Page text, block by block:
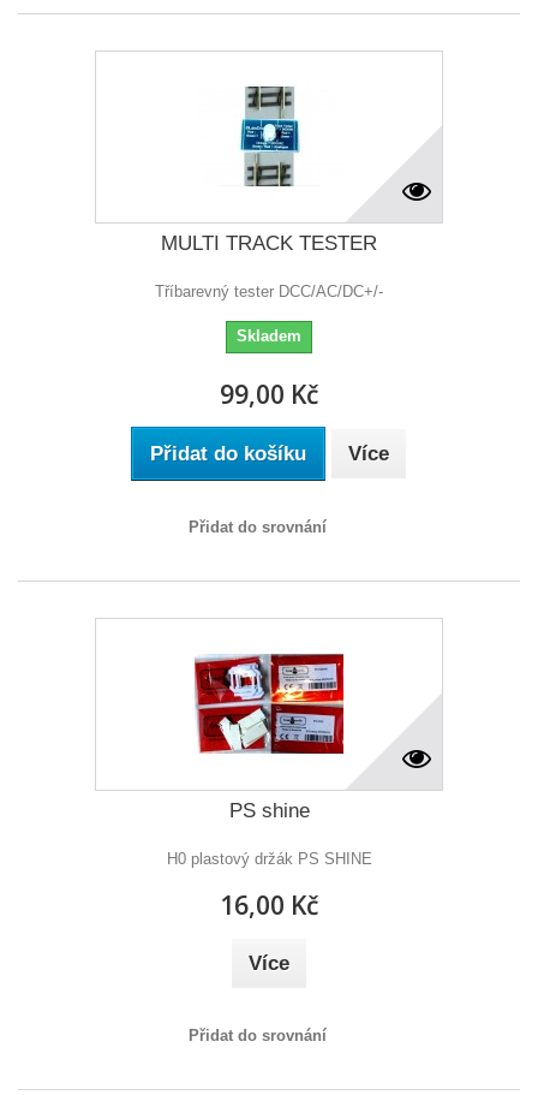
MULTI TRACK TESTER
Tříbarevný tester DCC/AC/DC+/-
Skladem
99,00 Kč
Přidat do košíku Více
Přidat do srovnání
PS shine
H0 plastový držák PS SHINE
16,00 Kč
Více
Přidat do srovnání